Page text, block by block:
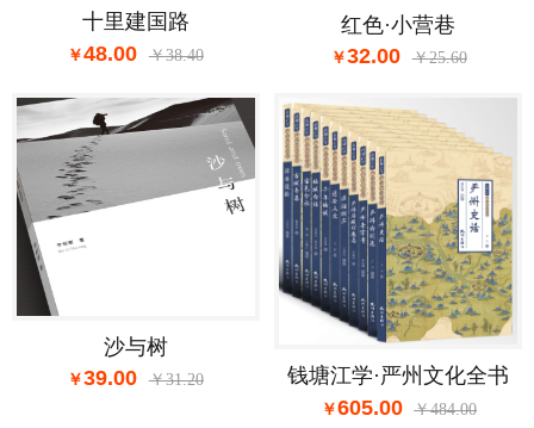
十里建国路
48.00
38.40
红色·小营巷
32.00
25.60
沙与树
39.00
31.20
钱塘江学·严州文化全书
605.00
484.00